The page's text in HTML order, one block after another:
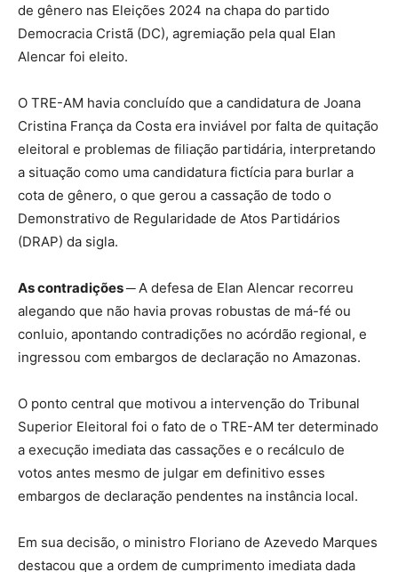
de gênero nas Eleições 2024 na chapa do partido
Democracia Cristã (DC), agremiação pela qual Elan
Alencar foi eleito.
O TRE-AM havia concluído que a candidatura de Joana
Cristina França da Costa era inviável por falta de quitação
eleitoral e problemas de filiação partidária, interpretando
a situação como uma candidatura fictícia para burlar a
cota de gênero, o que gerou a cassação de todo o
Demonstrativo de Regularidade de Atos Partidários
(DRAP) da sigla.
As contradições ─ A defesa de Elan Alencar recorreu
alegando que não havia provas robustas de má-fé ou
conluio, apontando contradições no acórdão regional, e
ingressou com embargos de declaração no Amazonas.
O ponto central que motivou a intervenção do Tribunal
Superior Eleitoral foi o fato de o TRE-AM ter determinado
a execução imediata das cassações e o recálculo de
votos antes mesmo de julgar em definitivo esses
embargos de declaração pendentes na instância local.
Em sua decisão, o ministro Floriano de Azevedo Marques
destacou que a ordem de cumprimento imediata dada